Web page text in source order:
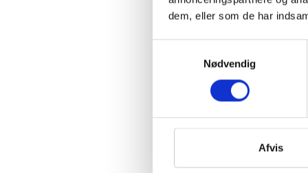
dem, eller som de har
Nødvendig
Afvis